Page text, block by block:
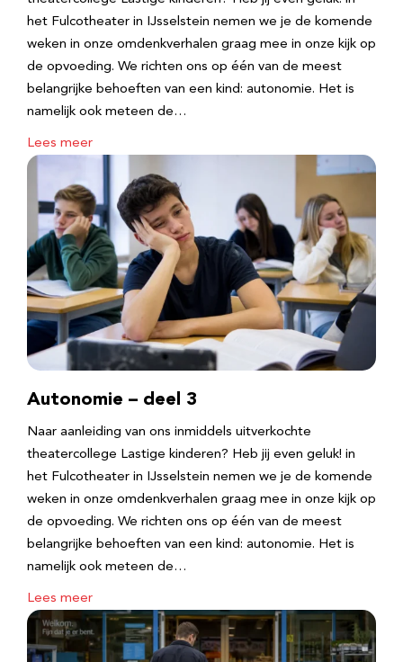
het Fulcotheater in IJsselstein nemen we je de komende
weken in onze omdenkverhalen graag mee in onze kijk op
de opvoeding. We richten ons op één van de meest
belangrijke behoeften van een kind: autonomie. Het is
namelijk ook meteen de…
Lees meer
Autonomie – deel 3
Naar aanleiding van ons inmiddels uitverkochte
theatercollege Lastige kinderen? Heb jij even geluk! in
het Fulcotheater in IJsselstein nemen we je de komende
weken in onze omdenkverhalen graag mee in onze kijk op
de opvoeding. We richten ons op één van de meest
belangrijke behoeften van een kind: autonomie. Het is
namelijk ook meteen de…
Lees meer